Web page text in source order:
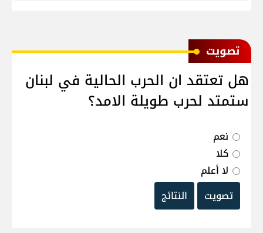
ﺗﺼﻮﻳﺖ
هل تعتقد ان الحرب الحالية في لبنان
ستمتد لحرب طويلة الامد؟
نعم
كلا
لا أعلم
تصويت
النتائج